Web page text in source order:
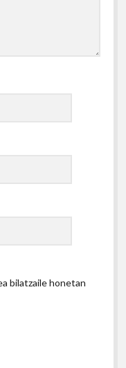
bilatzaile honetan